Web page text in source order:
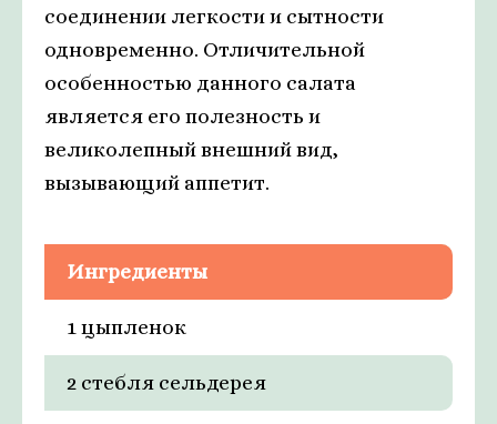
соединении легкости и сытности
одновременно. Отличительной
особенностью данного салата
является его полезность и
великолепный внешний вид,
вызывающий аппетит.
Ингредиенты
1 цыпленок
2 стебля сельдерея